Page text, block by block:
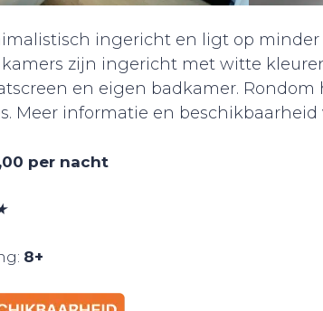
ingericht en ligt op
kamers zijn ingericht met witte
en eigen badkamer.
Meer informatie en
per nacht
8+